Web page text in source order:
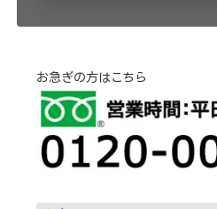
お急ぎの方はこちら